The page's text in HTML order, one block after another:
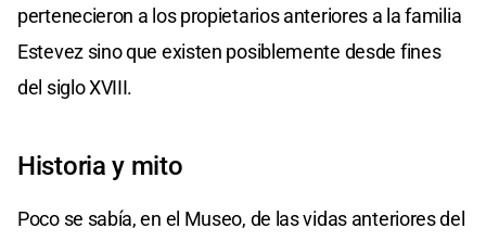
pertenecieron a los propietarios anteriores a la familia
Estevez sino que existen posiblemente desde fines
del siglo XVIII.
Historia y mito
Poco se sabía, en el Museo, de las vidas anteriores del